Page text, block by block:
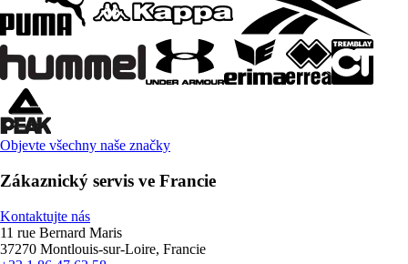
Objevte všechny naše značky
Zákaznický servis ve Francie
Kontaktujte nás
11 rue Bernard Maris
37270 Montlouis-sur-Loire, Francie